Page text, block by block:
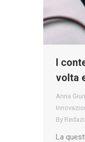
I
volta
Anna
By
La